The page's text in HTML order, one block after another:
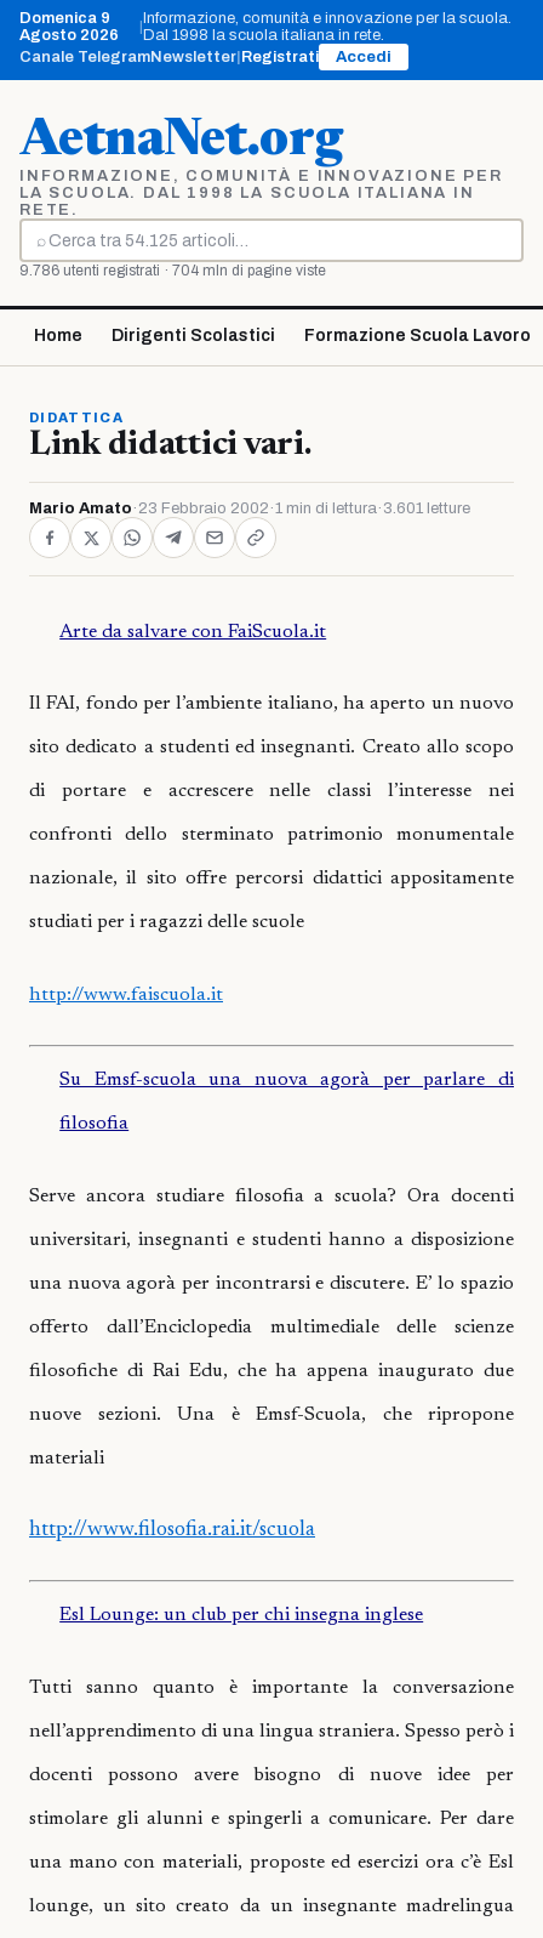
Vai
contenuto
Domenica 9
Agosto 2026
|Informazione, comunità e innovazione per la scuola.
Dal 1998 la scuola italiana in rete.
Canale TelegramNewsletter Registrati Accedi
AetnaNet.org
INFORMAZIONE, COMUNITÀ E INNOVAZIONE PER
LA SCUOLA. DAL 1998 LA SCUOLA ITALIANA IN
RETE.
⌕
Cerca
9.786 utenti registrati · 704 mln di pagine viste
Home Dirigenti Scolastici Formazione Scuola Lavoro
DIDATTICA
Link didattici vari.
Mario Amato · 23 Febbraio 2002 ·1 min di lettura· 3.601 letture
Arte da salvare con FaiScuola.it
Il FAI, fondo per l’ambiente italiano, ha aperto un nuovo
sito dedicato a studenti ed insegnanti. Creato allo scopo
di portare e accrescere nelle classi l’interesse nei
confronti dello sterminato patrimonio monumentale
nazionale, il sito offre percorsi didattici appositamente
studiati per i ragazzi delle scuole
http://www.faiscuola.it
Su Emsf-scuola una nuova agorà per parlare di
filosofia
Serve ancora studiare filosofia a scuola? Ora docenti
universitari, insegnanti e studenti hanno a disposizione
una nuova agorà per incontrarsi e discutere. E’ lo spazio
offerto dall’Enciclopedia multimediale delle scienze
filosofiche di Rai Edu, che ha appena inaugurato due
nuove sezioni. Una è Emsf-Scuola, che ripropone
materiali
http://www.filosofia.rai.it/scuola
Esl Lounge: un club per chi insegna inglese
Tutti sanno quanto è importante la conversazione
nell’apprendimento di una lingua straniera. Spesso però i
docenti possono avere bisogno di nuove idee per
stimolare gli alunni e spingerli a comunicare. Per dare
una mano con materiali, proposte ed esercizi ora c’è Esl
lounge, un sito creato da un insegnante madrelingua